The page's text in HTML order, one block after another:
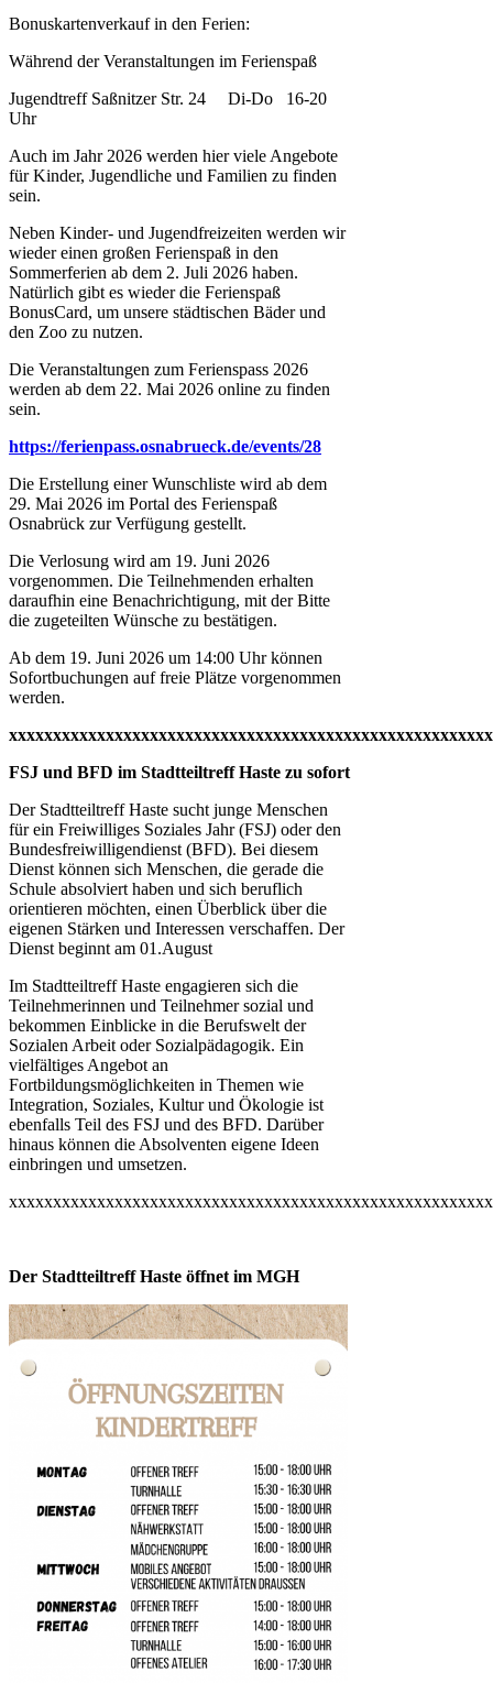
Bonuskartenverkauf in den Ferien:
Während der Veranstaltungen im Ferienspaß
Jugendtreff Saßnitzer Str. 24 Di-Do 16-20
Uhr
Auch im Jahr 2026 werden hier viele Angebote
für Kinder, Jugendliche und Familien zu finden
sein.
Neben Kinder- und Jugendfreizeiten werden wir
wieder einen großen Ferienspaß in den
Sommerferien ab dem 2. Juli 2026 haben.
Natürlich gibt es wieder die Ferienspaß
BonusCard, um unsere städtischen Bäder und
den Zoo zu nutzen.
Die Veranstaltungen zum Ferienspass 2026
werden ab dem 22. Mai 2026 online zu finden
sein.
https://ferienpass.osnabrueck.de/events/28
Die Erstellung einer Wunschliste wird ab dem
29. Mai 2026 im Portal des Ferienspaß
Osnabrück zur Verfügung gestellt.
Die Verlosung wird am 19. Juni 2026
vorgenommen. Die Teilnehmenden erhalten
daraufhin eine Benachrichtigung, mit der Bitte
die zugeteilten Wünsche zu bestätigen.
Ab dem 19. Juni 2026 um 14:00 Uhr können
Sofortbuchungen auf freie Plätze vorgenommen
werden.
FSJ und BFD im Stadtteiltreff Haste zu sofort
Der Stadtteiltreff Haste sucht junge Menschen
für ein Freiwilliges Soziales Jahr (FSJ) oder den
Bundesfreiwilligendienst (BFD). Bei diesem
Dienst können sich Menschen, die gerade die
Schule absolviert haben und sich beruflich
orientieren möchten, einen Überblick über die
eigenen Stärken und Interessen verschaffen. Der
Dienst beginnt am 01.August
Im Stadtteiltreff Haste engagieren sich die
Teilnehmerinnen und Teilnehmer sozial und
bekommen Einblicke in die Berufswelt der
Sozialen Arbeit oder Sozialpädagogik. Ein
vielfältiges Angebot an
Fortbildungsmöglichkeiten in Themen wie
Integration, Soziales, Kultur und Ökologie ist
ebenfalls Teil des FSJ und des BFD. Darüber
hinaus können die Absolventen eigene Ideen
einbringen und umsetzen.
Der Stadtteiltreff Haste öffnet im MGH